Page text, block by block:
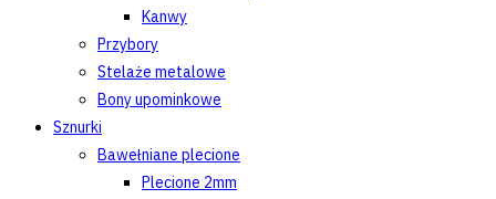
Kanwy
Przybory
Stelaże metalowe
Bony upominkowe
Sznurki
Bawełniane plecione
Plecione 2mm